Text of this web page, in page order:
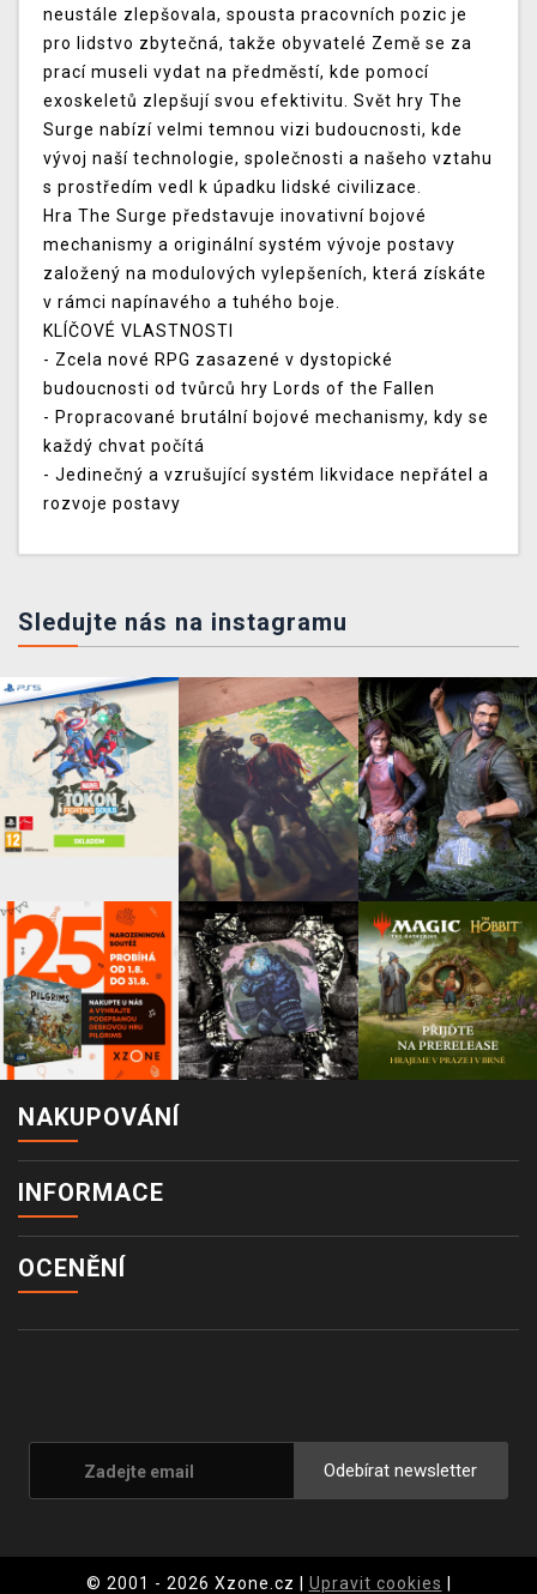
neustále zlepšovala, spousta pracovních pozic je
pro lidstvo zbytečná, takže obyvatelé Země se za
prací museli vydat na předměstí, kde pomocí
exoskeletů zlepšují svou efektivitu. Svět hry The
Surge nabízí velmi temnou vizi budoucnosti, kde
vývoj naší technologie, společnosti a našeho vztahu
s prostředím vedl k úpadku lidské civilizace.
Hra The Surge představuje inovativní bojové
mechanismy a originální systém vývoje postavy
založený na modulových vylepšeních, která získáte
v rámci napínavého a tuhého boje.
KLÍČOVÉ VLASTNOSTI
- Zcela nové RPG zasazené v dystopické
budoucnosti od tvůrců hry Lords of the Fallen
- Propracované brutální bojové mechanismy, kdy se
každý chvat počítá
- Jedinečný a vzrušující systém likvidace nepřátel a
rozvoje postavy
Sledujte nás na instagramu
NAKUPOVÁNÍ
INFORMACE
OCENĚNÍ
Odebírat newsletter
© 2001 - 2026 Xzone.cz | Upravit cookies